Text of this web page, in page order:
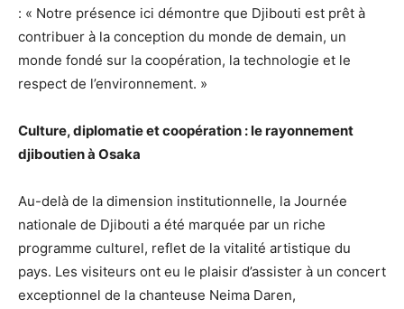
: « Notre présence ici démontre que Djibouti est prêt à
contribuer à la conception du monde de demain, un
monde fondé sur la coopération, la technologie et le
respect de l’environnement. »
Culture, diplomatie et coopération : le rayonnement
djiboutien à Osaka
Au-delà de la dimension institutionnelle, la Journée
nationale de Djibouti a été marquée par un riche
programme culturel, reflet de la vitalité artistique du
pays. Les visiteurs ont eu le plaisir d’assister à un concert
exceptionnel de la chanteuse Neima Daren,